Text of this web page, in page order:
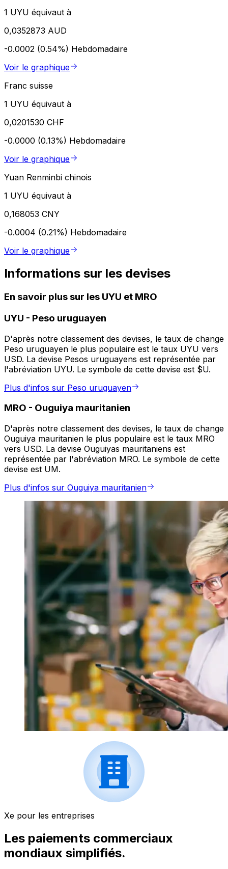
1 UYU équivaut à
0,0352873 AUD
-0.0002 (0.54%) Hebdomadaire
Voir le graphique
Franc suisse
1 UYU équivaut à
0,0201530 CHF
-0.0000 (0.13%) Hebdomadaire
Voir le graphique
Yuan Renminbi chinois
1 UYU équivaut à
0,168053 CNY
-0.0004 (0.21%) Hebdomadaire
Voir le graphique
Informations sur les devises
En savoir plus sur les UYU et MRO
UYU - Peso uruguayen
D'après notre classement des devises, le taux de change
Peso uruguayen le plus populaire est le taux UYU vers
USD. La devise Pesos uruguayens est représentée par
l'abréviation UYU. Le symbole de cette devise est $U.
Plus d'infos sur Peso uruguayen
MRO - Ouguiya mauritanien
D'après notre classement des devises, le taux de change
Ouguiya mauritanien le plus populaire est le taux MRO
vers USD. La devise Ouguiyas mauritaniens est
représentée par l'abréviation MRO. Le symbole de cette
devise est UM.
Plus d'infos sur Ouguiya mauritanien
Xe pour les entreprises
Les paiements commerciaux
mondiaux simplifiés.